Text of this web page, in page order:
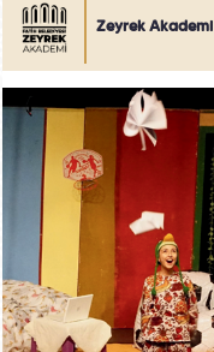
Zeyrek Akademi